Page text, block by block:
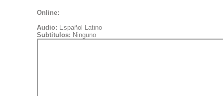
Online:
Audio: Español Latino
Subtitulos: Ninguno